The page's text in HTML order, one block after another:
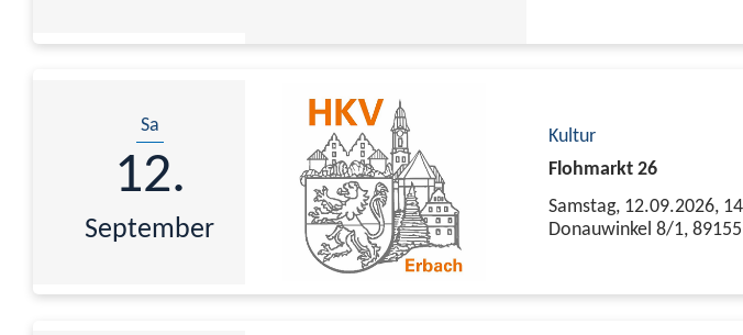
Sa
12.
September
Kultur
Flohmarkt 26
Samstag, 12.09.2026,
Donauwinkel 8/1,